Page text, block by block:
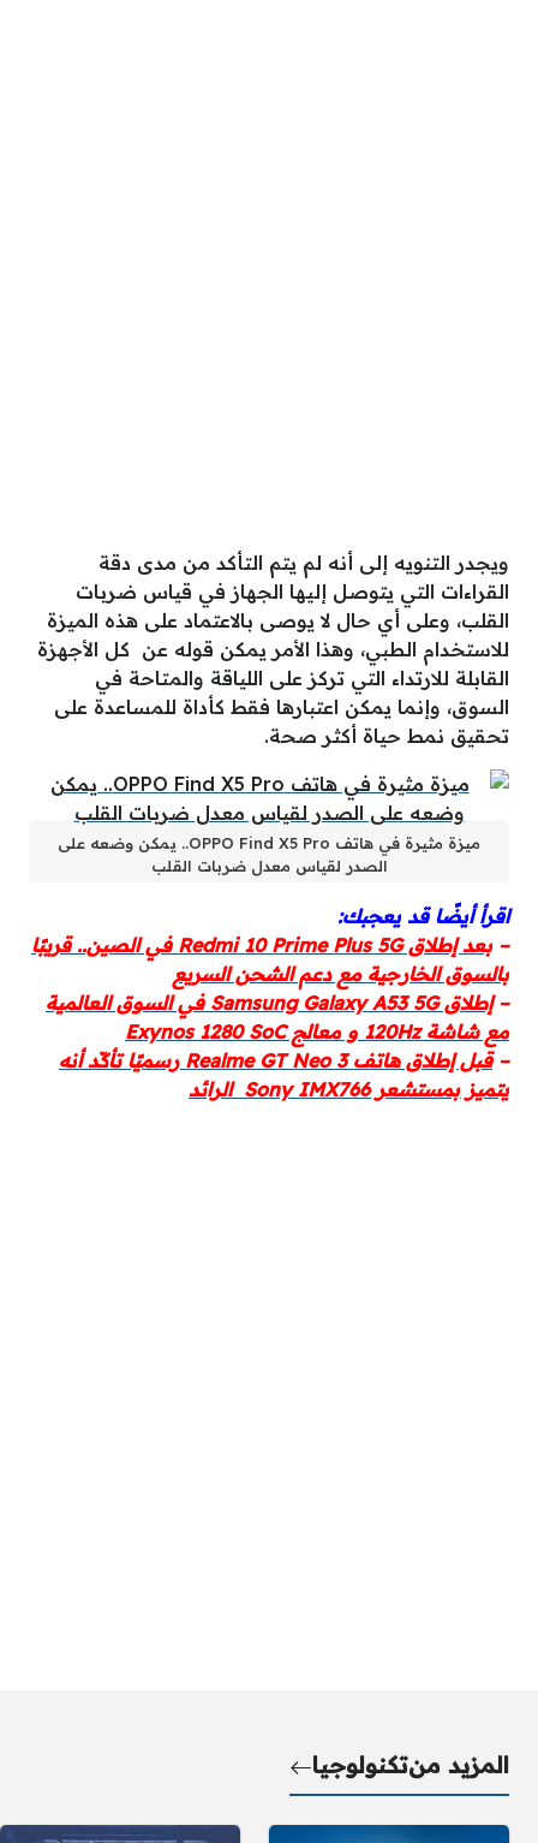
ويجدر التنويه إلى أنه لم يتم التأكد من مدى دقة
القراءات التي يتوصل إليها الجهاز في قياس ضربات
القلب، وعلى أي حال لا يوصى بالاعتماد على هذه الميزة
للاستخدام الطبي، وهذا الأمر يمكن قوله عن كل الأجهزة
القابلة للارتداء التي تركز على اللياقة والمتاحة في
السوق، وإنما يمكن اعتبارها فقط كأداة للمساعدة على
تحقيق نمط حياة أكثر صحة.
ميزة مثيرة في هاتف OPPO Find X5 Pro.. يمكن وضعه على
الصدر لقياس معدل ضربات القلب
اقرأ أيضًا قد يعجبك:
–
​​بعد إطلاق Redmi 10 Prime Plus 5G في الصين.. قريبًا
بالسوق الخارجية مع دعم الشحن السريع
–
إطلاق Samsung Galaxy A53 5G في السوق العالمية
مع شاشة 120Hz و معالج Exynos 1280 SoC
–
قبل إطلاق هاتف Realme GT Neo 3 رسميًا تأكّد أنه
يتميز بمستشعر Sony IMX766 الرائد
المزيد منتكنولوجيا